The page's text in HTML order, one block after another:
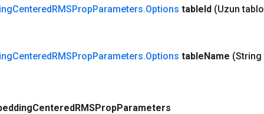
CenteredRMSPropParameters.Options tableId (Uzun tablo
CenteredRMSPropParameters.Options tableName (String